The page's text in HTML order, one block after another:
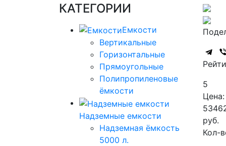
КАТЕГОРИИ
Емкости
Вертикальные
Горизонтальные
Прямоугольные
Полипропиленовые
ёмкости
Надземные емкости
Надземная ёмкость
5000 л.
5
Цена:
руб.
Кол-